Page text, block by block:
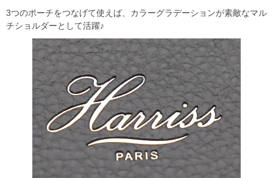
3つのポーチをつなげて使えば、カラーグラデーションが素敵なマル
チショルダーとして活躍♪